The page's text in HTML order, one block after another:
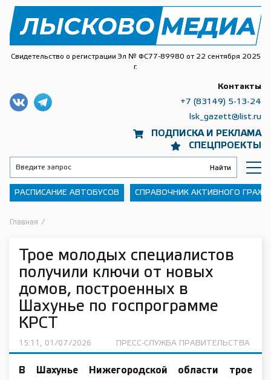
Свидетельство о регистрации Эл № ФС77-89980 от 22 сентября 2025
г.
ПОДПИСКА И РЕКЛАМА
СПЕЦПРОЕКТЫ
Контакты
+7 (83149) 5-13-24
lsk_gazett@list.ru
РАСПИСАНИЕ АВТОБУСОВ СПРАВОЧНИК АКТИВНОГО
Главная /
Трое молодых специалистов
получили ключи от новых
домов, построенных в
Шахунье по госпрограмме
КРСТ
15:11, 01/07/2026 ПРЕСС-СЛУЖБА ПРАВИТЕЛЬСТВА
В Шахунье Нижегородской области трое